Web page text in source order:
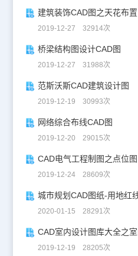
建筑装饰CAD图之天花布置
2019-12-27 32914次
桥梁结构图设计CAD图
2019-12-27 31988次
范斯沃斯CAD建筑设计图
2019-12-19 30993次
网络综合布线CAD图
2019-12-20 29015次
CAD电气工程制图之点位图
2019-12-24 28609次
城市规划CAD图纸-用地红
2020-01-15 28291次
CAD室内设计图库大全之
2019-12-19 28205次